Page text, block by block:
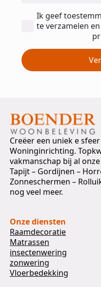
Toestemming
Ik geef
te verzamelen
Creëer een uniek e
Woninginrichting.
vakmanschap bij al
Tapijt – Gordijnen –
Zonneschermen –
nog veel meer.
Onze diensten
Raamdecoratie
Matrassen
insectenwering
zonwering
Vloerbedekking